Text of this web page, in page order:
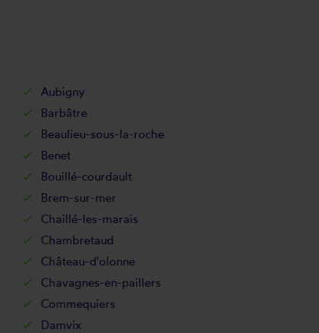
Aubigny
Barbâtre
Beaulieu-sous-la-roche
Benet
Bouillé-courdault
Brem-sur-mer
Chaillé-les-marais
Chambretaud
Château-d'olonne
Chavagnes-en-paillers
Commequiers
Damvix